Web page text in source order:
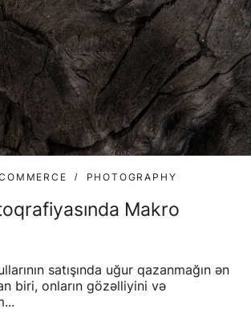
PHOTOGRAPHY
Makro
satışında uğur qazanmağın ən
biri, onların gözəlliyini və